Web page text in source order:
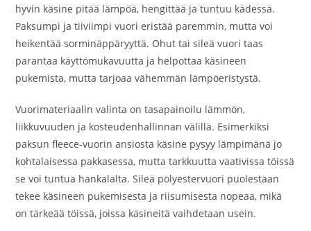
hyvin käsine pitää lämpöä, hengittää ja tuntuu kädessä.
Paksumpi ja tiiviimpi vuori eristää paremmin, mutta voi
heikentää sorminäppäryyttä. Ohut tai sileä vuori taas
parantaa käyttömukavuutta ja helpottaa käsineen
pukemista, mutta tarjoaa vähemmän lämpöeristystä.
Vuorimateriaalin valinta on tasapainoilu lämmön,
liikkuvuuden ja kosteudenhallinnan välillä. Esimerkiksi
paksun fleece-vuorin ansiosta käsine pysyy lämpimänä jo
kohtalaisessa pakkasessa, mutta tarkkuutta vaativissa töissä
se voi tuntua hankalalta. Sileä polyestervuori puolestaan
tekee käsineen pukemisesta ja riisumisesta nopeaa, mikä
on tärkeää töissä, joissa käsineitä vaihdetaan usein.